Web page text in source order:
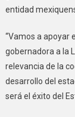
entidad
“Vamos a apoyar
gobernadora a la
relevancia de la
desarrollo del
será el éxito del